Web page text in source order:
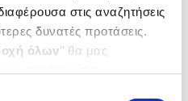
στις αναζητήσεις
δυνατές προτάσεις.
όλων’’ θα μας